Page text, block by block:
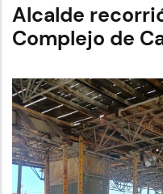
turistas
destacan
mejoras
implementan
en
el
Parque
Calderón
Alcalde
Complejo de